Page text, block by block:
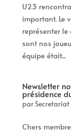
U23
important. Le
représenter
sont nos
équipe était...
Newsletter
présidence
parSecretariat
Chers